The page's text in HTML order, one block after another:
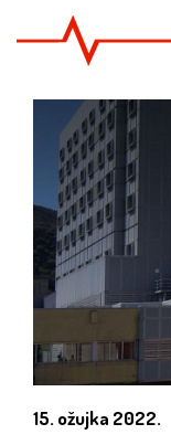
15. ožujka 2022.